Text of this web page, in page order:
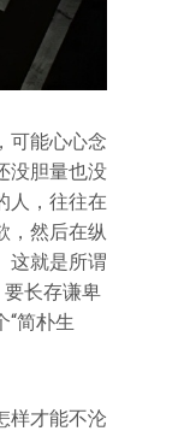
可能心心念
没胆量也没
人，往往在
，然后在纵
这就是所谓
要长存谦卑
“简朴生
样才能不沦